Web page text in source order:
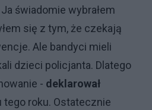
świadomie wybrałem
się z tym, że czekają
Ale bandyci mieli
dzieci policjanta. Dlatego
- deklarował
tego roku. Ostatecznie